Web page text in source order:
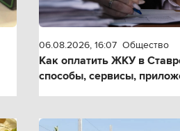
06.08.2026, 16:07 Общество
Как оплатить ЖКУ в
способы, сервисы,